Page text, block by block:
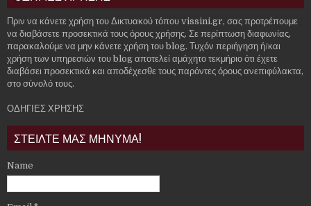
Πριν να κάνετε χρήση του Δικτυακού τόπου vissini.gr, σας προτρέπουμε
να διαβάσετε προσεκτικά τους όρους χρήσης. Σε περίπτωση διαφωνίας,
παρακαλούμε να μην κάνετε χρήση του blog. Τυχόν περιήγηση ή/και
χρήση των υπηρεσιών του blog αποτελεί αμάχητο τεκμήριο ότι έχετε
διαβάσει προσεκτικά και αποδέχεσθε τους παρόντες όρους ανεπιφύλακτα,
στο σύνολό τους.
ΟΔΗΓΙΕΣ ΧΡΗΣΗΣ
ΣΤΕΙΛΤΕ ΜΑΣ ΜΗΝΥΜΑ!
Name